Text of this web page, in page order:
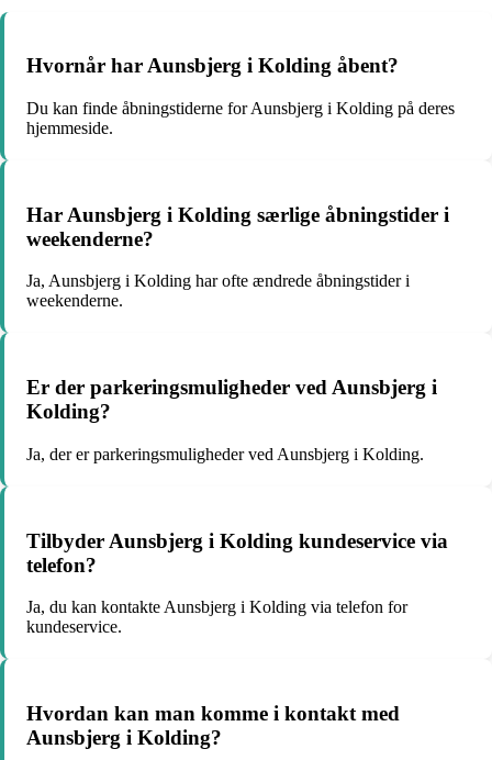
Hvornår har Aunsbjerg i Kolding åbent?
Du kan finde åbningstiderne for Aunsbjerg i Kolding på deres
hjemmeside.
Har Aunsbjerg i Kolding særlige åbningstider i
weekenderne?
Ja, Aunsbjerg i Kolding har ofte ændrede åbningstider i
weekenderne.
Er der parkeringsmuligheder ved Aunsbjerg i
Kolding?
Ja, der er parkeringsmuligheder ved Aunsbjerg i Kolding.
Tilbyder Aunsbjerg i Kolding kundeservice via
telefon?
Ja, du kan kontakte Aunsbjerg i Kolding via telefon for
kundeservice.
Hvordan kan man komme i kontakt med
Aunsbjerg i Kolding?